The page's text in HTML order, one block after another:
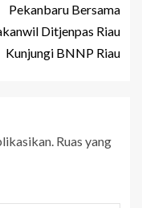
Pekanbaru Bersama
Ditjenpas Riau
Kunjungi BNNP Riau
Ruas yang